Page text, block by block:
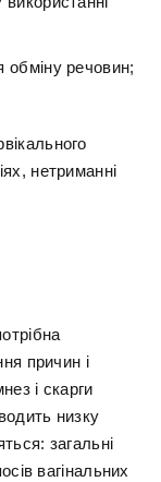
обміну речовин;
нетриманні
причин і
і скарги
низку
загальні
вагінальних